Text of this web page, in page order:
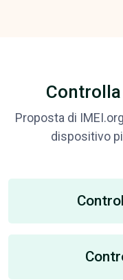
Proposta di
dispositivo